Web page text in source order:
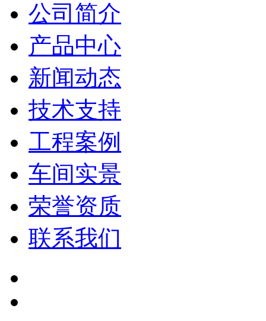
公司简介
产品中心
新闻动态
技术支持
工程案例
车间实景
荣誉资质
联系我们